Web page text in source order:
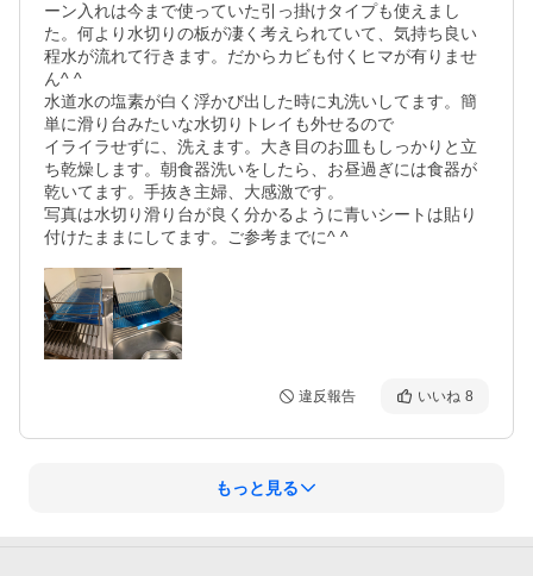
ーン入れは今まで使っていた引っ掛けタイプも使えまし
た。何より水切りの板が凄く考えられていて、気持ち良い
程水が流れて行きます。だからカビも付くヒマが有りませ
ん^ ^
水道水の塩素が白く浮かび出した時に丸洗いしてます。簡
単に滑り台みたいな水切りトレイも外せるので
イライラせずに、洗えます。大き目のお皿もしっかりと立
ち乾燥します。朝食器洗いをしたら、お昼過ぎには食器が
乾いてます。手抜き主婦、大感激です。
写真は水切り滑り台が良く分かるように青いシートは貼り
付けたままにしてます。ご参考までに^ ^
違反報告 いいね 8
もっと見る